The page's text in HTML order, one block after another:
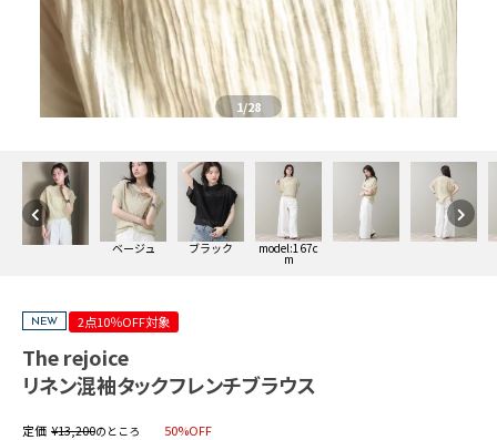
1/28
ベージュ ブラック model:167c
m
NEW 2点10％OFF対象
The rejoice
リネン混袖タックフレンチブラウス
定価 ¥13,200のところ 50%OFF